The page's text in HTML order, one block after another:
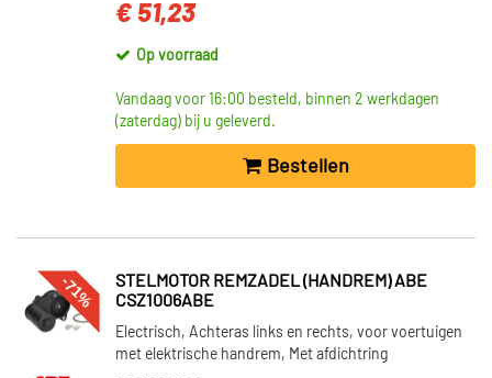
€ 51,23
Op voorraad
Vandaag voor 16:00 besteld, binnen 2 werkdagen
(zaterdag) bij u geleverd.
Bestellen
-71%
STELMOTOR REMZADEL (HANDREM) ABE
CSZ1006ABE
Electrisch, Achteras links en rechts, voor voertuigen
met elektrische handrem, Met afdichtring